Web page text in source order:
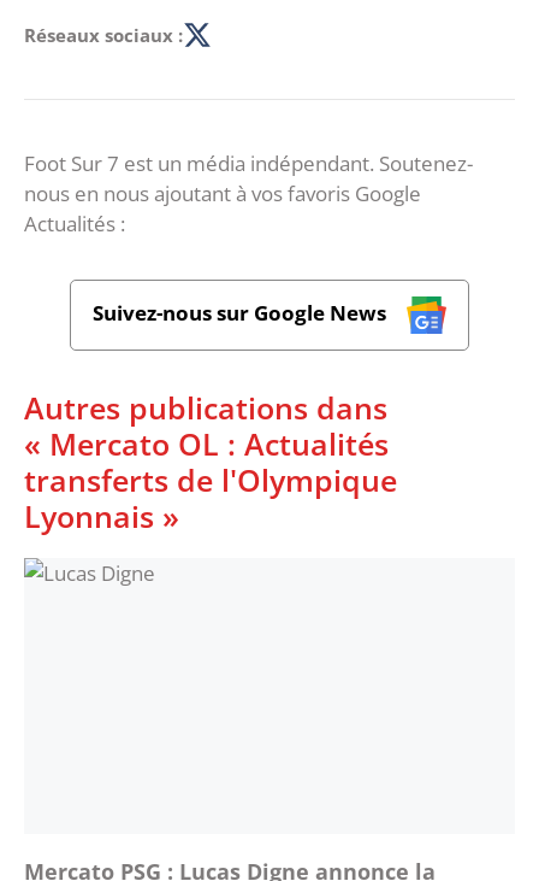
Réseaux sociaux :
Foot Sur 7 est un média indépendant. Soutenez-
nous en nous ajoutant à vos favoris Google
Actualités :
Suivez-nous sur Google News
Autres publications dans
« Mercato OL : Actualités
transferts de l'Olympique
Lyonnais »
Mercato PSG : Lucas Digne annonce la